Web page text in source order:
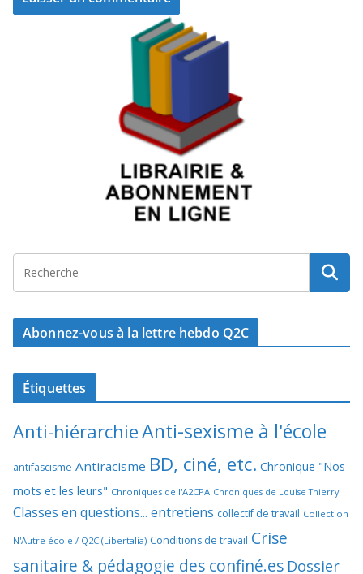
Abonnez-vous à la lettre hebdo Q2C
Étiquettes
Anti-hiérarchieAnti-sexisme à l'école
antifascisme Antiracisme BD, ciné, etc. Chronique "Nos
mots et les leurs" Chroniques de l'A2CPA Chroniques de Louise Thierry
Classes en questions... entretiens collectif de travail Collection
N'Autre école / Q2C (Libertalia) Conditions de travail Crise
sanitaire & pédagogie des confiné.es Dossier